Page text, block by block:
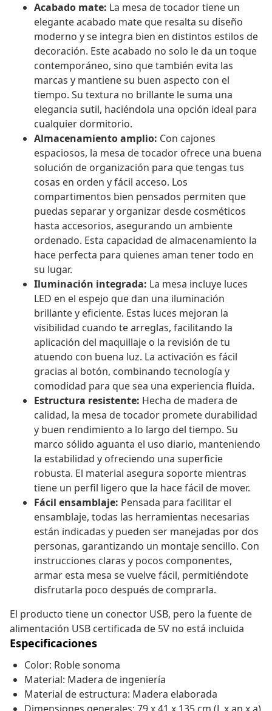
Acabado mate: La mesa de tocador tiene un
elegante acabado mate que resalta su diseño
moderno y se integra bien en distintos estilos de
decoración. Este acabado no solo le da un toque
contemporáneo, sino que también evita las
marcas y mantiene su buen aspecto con el
tiempo. Su textura no brillante le suma una
elegancia sutil, haciéndola una opción ideal para
cualquier dormitorio.
Almacenamiento amplio: Con cajones
espaciosos, la mesa de tocador ofrece una buena
solución de organización para que tengas tus
cosas en orden y fácil acceso. Los
compartimentos bien pensados permiten que
puedas separar y organizar desde cosméticos
hasta accesorios, asegurando un ambiente
ordenado. Esta capacidad de almacenamiento la
hace perfecta para quienes aman tener todo en
su lugar.
Iluminación integrada: La mesa incluye luces
LED en el espejo que dan una iluminación
brillante y eficiente. Estas luces mejoran la
visibilidad cuando te arreglas, facilitando la
aplicación del maquillaje o la revisión de tu
atuendo con buena luz. La activación es fácil
gracias al botón, combinando tecnología y
comodidad para que sea una experiencia fluida.
Estructura resistente: Hecha de madera de
calidad, la mesa de tocador promete durabilidad
y buen rendimiento a lo largo del tiempo. Su
marco sólido aguanta el uso diario, manteniendo
la estabilidad y ofreciendo una superficie
robusta. El material asegura soporte mientras
tiene un perfil ligero que la hace fácil de mover.
Fácil ensamblaje: Pensada para facilitar el
ensamblaje, todas las herramientas necesarias
están indicadas y pueden ser manejadas por dos
personas, garantizando un montaje sencillo. Con
instrucciones claras y pocos componentes,
armar esta mesa se vuelve fácil, permitiéndote
disfrutarla poco después de comprarla.
El producto tiene un conector USB, pero la fuente de
alimentación USB certificada de 5V no está incluida
Especificaciones
Color: Roble sonoma
Material: Madera de ingeniería
Material de estructura: Madera elaborada